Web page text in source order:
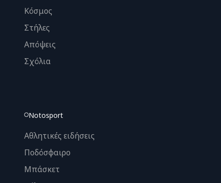
Κόσμος
Στήλες
Απόψεις
Σχόλια
Notosport
Αθλητικές ειδήσεις
Ποδόσφαιρο
Μπάσκετ